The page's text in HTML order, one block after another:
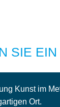
SIE
Kunst im
Ort.